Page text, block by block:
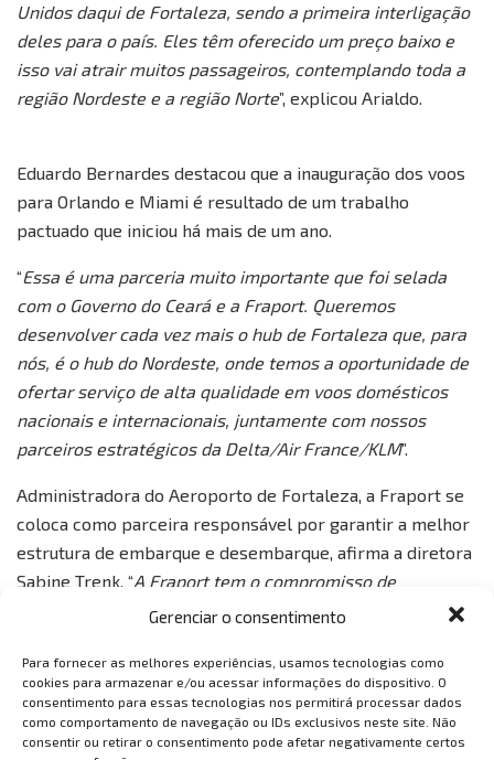
Gerenciar o consentimento
Para fornecer as melhores experiências, usamos tecnologias como
cookies para armazenar e/ou acessar informações do dispositivo. O
consentimento para essas tecnologias nos permitirá processar dados
como comportamento de navegação ou IDs exclusivos neste site. Não
consentir ou retirar o consentimento pode afetar negativamente certos
Unidos daqui de Fortaleza, sendo a primeira interligação
deles para o país. Eles têm oferecido um preço baixo e
isso vai atrair muitos passageiros, contemplando toda a
região Nordeste e a região Norte”, explicou Arialdo.
Eduardo Bernardes destacou que a inauguração dos voos
para Orlando e Miami é resultado de um trabalho
pactuado que iniciou há mais de um ano.
“Essa é uma parceria muito importante que foi selada
com o Governo do Ceará e a Fraport. Queremos
desenvolver cada vez mais o hub de Fortaleza que, para
nós, é o hub do Nordeste, onde temos a oportunidade de
ofertar serviço de alta qualidade em voos domésticos
nacionais e internacionais, juntamente com nossos
parceiros estratégicos da Delta/Air France/KLM”.
Administradora do Aeroporto de Fortaleza, a Fraport se
coloca como parceira responsável por garantir a melhor
estrutura de embarque e desembarque, afirma a diretora
Sabine Trenk. “A Fraport tem o compromisso de
transformar o Aeroporto de Fortaleza num terminal
segurança e outros serviços”.
Fonte:Portal Governo do Estado do Ceará.